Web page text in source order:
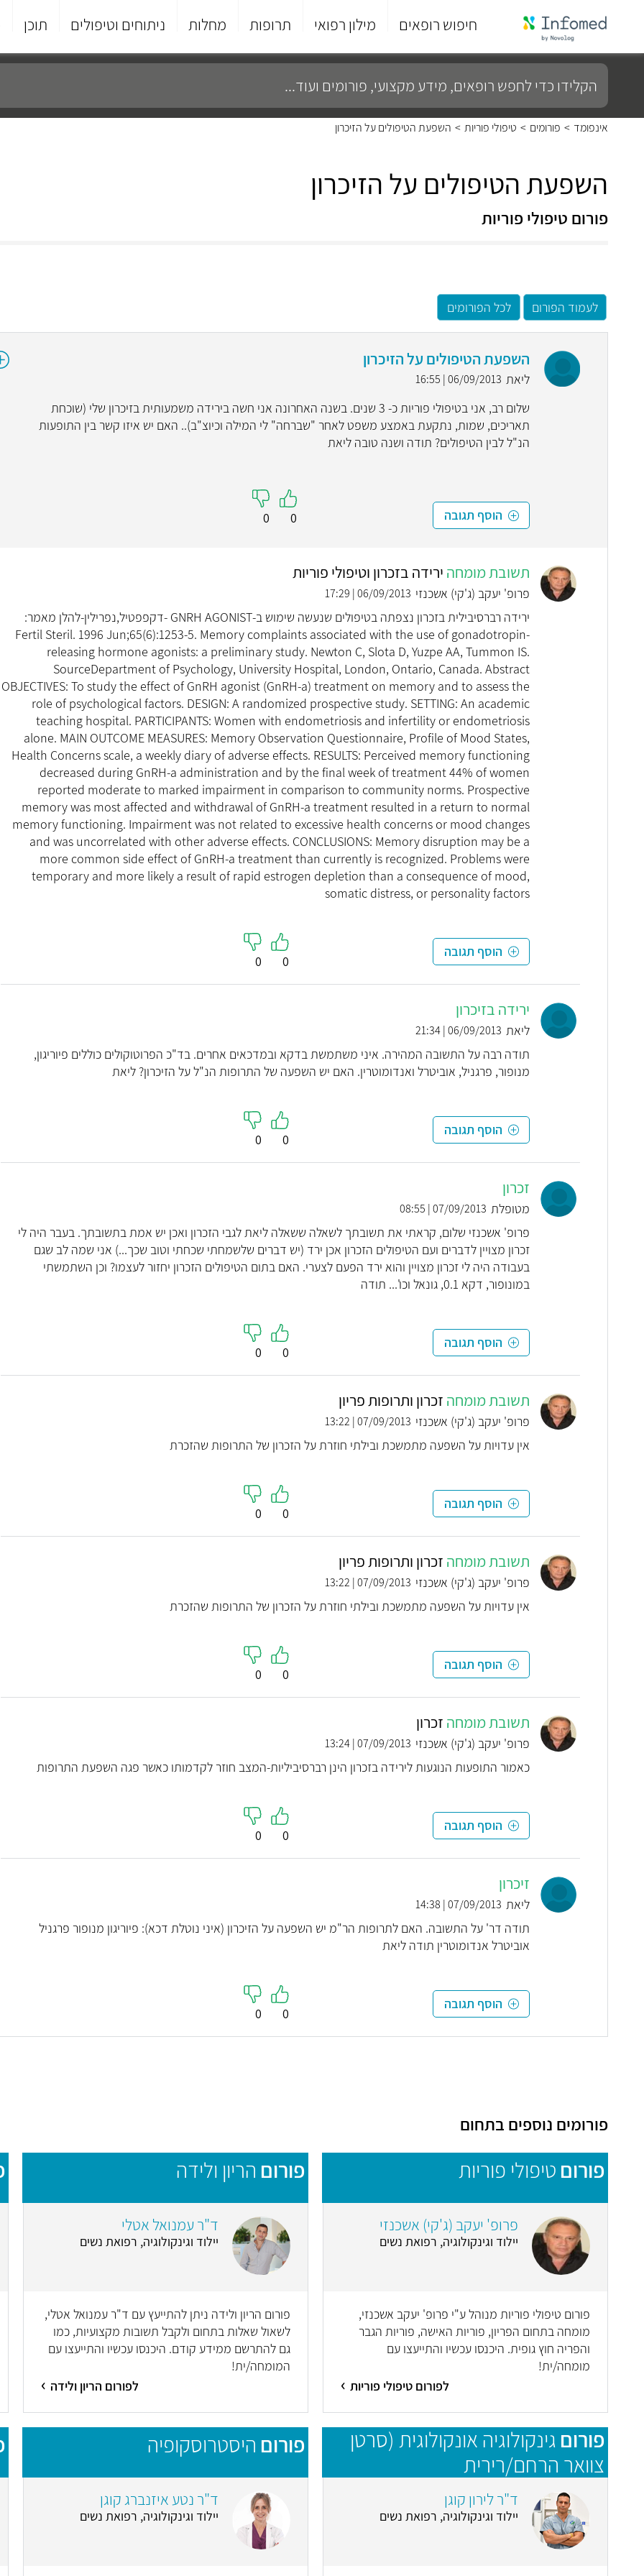
חיפוש רופאים מילון רפואי תרופות מחלות ניתוחים וטיפולים תוכן
סוף
התפריט
הקלידו
כדי
לחפש
רופאים,
מידע
מקצועי,
אינפומד > פורומים > טיפולי פוריות > השפעת הטיפולים על הזיכרון
השפעת הטיפולים על הזיכרון
פורום טיפולי פוריות
לעמוד הפורום לכל הפורומים
השפעת הטיפולים על הזיכרון
ליאת 06/09/2013 | 16:55
שלום רב, אני בטיפולי פוריות כ- 3 שנים. בשנה האחרונה אני חשה בירידה משמעותית בזיכרון שלי (שוכחת
תאריכים, שמות, נתקעת באמצע משפט לאחר "שברחה" לי המילה וכיוצ"ב).. האם יש איזו קשר בין התופעות
הנ"ל לבין הטיפולים? תודה ושנה טובה ליאת
הוסף תגובה 0
0
תשובת מומחה ירידה בזכרון וטיפולי פוריות
פרופ' יעקב (ג'קי) אשכנזי 06/09/2013 | 17:29
ירידה רברסיבילית בזכרון נצפתה בטיפולים שנעשה שימוש ב-GNRH AGONIST -דקפפטיל,נפרילין-להלן מאמר:
Fertil Steril. 1996 Jun;65(6):1253-5. Memory complaints associated with the use of gonadotropin-
releasing hormone agonists: a preliminary study. Newton C, Slota D, Yuzpe AA, Tummon IS.
SourceDepartment of Psychology, University Hospital, London, Ontario, Canada. Abstract
OBJECTIVES: To study the effect of GnRH agonist (GnRH-a) treatment on memory and to assess the
role of psychological factors. DESIGN: A randomized prospective study. SETTING: An academic
teaching hospital. PARTICIPANTS: Women with endometriosis and infertility or endometriosis
alone. MAIN OUTCOME MEASURES: Memory Observation Questionnaire, Profile of Mood States,
Health Concerns scale, a weekly diary of adverse effects. RESULTS: Perceived memory functioning
decreased during GnRH-a administration and by the final week of treatment 44% of women
reported moderate to marked impairment in comparison to community norms. Prospective
memory was most affected and withdrawal of GnRH-a treatment resulted in a return to normal
memory functioning. Impairment was not related to excessive health concerns or mood changes
and was uncorrelated with other adverse effects. CONCLUSIONS: Memory disruption may be a
more common side effect of GnRH-a treatment than currently is recognized. Problems were
temporary and more likely a result of rapid estrogen depletion than a consequence of mood,
somatic distress, or personality factors
הוסף תגובה
0
0
ירידה בזיכרון
ליאת 06/09/2013 | 21:34
תודה רבה על התשובה המהירה. איני משתמשת בדקא ובמדכאים אחרים. בד"כ הפרוטוקולים כוללים פיוריגון,
מנופור, פרגניל, אוביטרל ואנדומוטרין. האם יש השפעה של התרופות הנ"ל על הזיכרון? ליאת
הוסף תגובה
0
0
זכרון
מטופלת 07/09/2013 | 08:55
פרופ' אשכנזי שלום, קראתי את תשובתך לשאלה ששאלה ליאת לגבי הזכרון ואכן יש אמת בתשובתך. בעבר היה לי
זכרון מצויין לדברים ועם הטיפולים הזכרון אכן ירד (יש דברים שלשמחתי שכחתי וטוב שכך...) אני שמה לב שגם
בעבודה היה לי זכרון מצויין והוא ירד הפעם לצערי. האם בתום הטיפולים הזכרון יחזור לעצמו? וכן השתמשתי
במונופור, דקא 0.1, גונאל וכו'... תודה
הוסף תגובה
0
0
תשובת מומחה זכרון ותרופות פריון
פרופ' יעקב (ג'קי) אשכנזי 07/09/2013 | 13:22
אין עדויות על השפעה מתמשכת ובילתי חוזרת על הזכרון של התרופות שהזכרת
הוסף תגובה
0
0
תשובת מומחה זכרון ותרופות פריון
פרופ' יעקב (ג'קי) אשכנזי 07/09/2013 | 13:22
אין עדויות על השפעה מתמשכת ובילתי חוזרת על הזכרון של התרופות שהזכרת
הוסף תגובה
0
0
תשובת מומחה זכרון
פרופ' יעקב (ג'קי) אשכנזי 07/09/2013 | 13:24
כאמור התופעות הנוגעות לירידה בזכרון הינן רברסיביליות-המצב חוזר לקדמותו כאשר פגה השפעת התרופות
הוסף תגובה
0
0
זיכרון
ליאת 07/09/2013 | 14:38
תודה דר' על התשובה. האם לתרופות הר"מ יש השפעה על הזיכרון (איני נוטלת דכא): פיוריגון מנופור פרגניל
אוביטרל אנדומוטרין תודה ליאת
הוסף תגובה
0
0
ד"ר רות
פורומים נוספים בתחום
פורום טיפולי פוריות
פרופ' יעקב (ג'קי) אשכנזי
יילוד וגינקולוגיה, רפואת נשים
פורום טיפולי פוריות מנוהל ע"י פרופ' יעקב אשכנזי,
מומחה בתחום הפריון, פוריות האישה, פוריות הגבר
והפריה חוץ גופית. היכנסו עכשיו והתייעצו עם
מומחה/ית!
לפורום טיפולי פוריות
פורום הריון ולידה
ד"ר עמנואל אטלי
יילוד וגינקולוגיה, רפואת נשים
פורום הריון ולידה ניתן להתייעץ עם ד"ר עמנואל אטלי,
לשאול שאלות בתחום ולקבל תשובות מקצועיות, כמו
גם להתרשם ממידע קודם. היכנסו עכשיו והתייעצו עם
המומחה/ית!
לפורום הריון ולידה
פורום גינקולוגיה אונקולוגית (סרטן
צוואר הרחם/רירית
הרחם/שחלות/סרטן העריה)
ד"ר לירון קוגן
יילוד וגינקולוגיה, רפואת נשים
פורום היסטרוסקופיה
ד"ר נטע איזנברג קוגן
יילוד וגינקולוגיה, רפואת נשים